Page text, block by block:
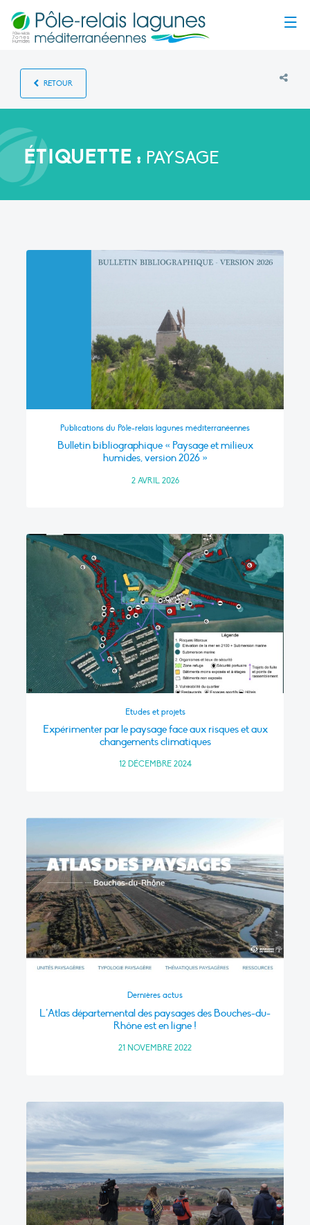
RETOUR
ÉTIQUETTE : PAYSAGE
Publications du Pôle-relais lagunes méditerranéennes
Bulletin bibliographique « Paysage et milieux
humides, version 2026 »
2 AVRIL 2026
Etudes et projets
Expérimenter par le paysage face aux risques et aux
changements climatiques
12 DÉCEMBRE 2024
Dernières actus
L’Atlas départemental des paysages des Bouches-du-
Rhône est en ligne !
21 NOVEMBRE 2022